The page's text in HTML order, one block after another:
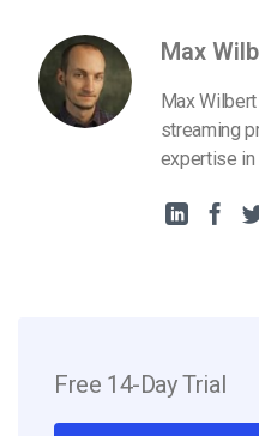
Max
Max
streaming
expertise in
Free 14-Day Trial